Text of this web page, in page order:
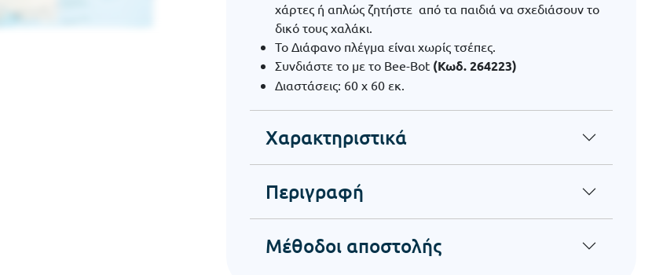
χάρτες ή απλώς ζητήστε από τα παιδιά να σχεδιάσουν το
δικό τους χαλάκι.
Το Διάφανο πλέγμα είναι χωρίς τσέπες.
Συνδιάστε το με το Bee-Bot (Κωδ. 264223)
Διαστάσεις: 60 x 60 εκ.
Χαρακτηριστικά
Περιγραφή
Μέθοδοι αποστολής